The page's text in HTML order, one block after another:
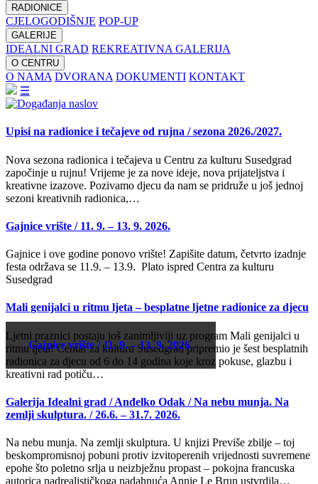
Gajnice vrište / 11. 9. – 13. 9. 2026.
RADIONICE
CJELOGODIŠNJE POP-UP
GALERIJE
IDEALNI GRAD REKREATIVNA GALERIJA
O CENTRU
O NAMA DVORANA DOKUMENTI KONTAKT
☰
Upisi na radionice i tečajeve od rujna / sezona 2026./2027.
Nova sezona radionica i tečajeva u Centru za kulturu Susedgrad
započinje u rujnu! Vrijeme je za nove ideje, nova prijateljstva i
kreativne izazove. Pozivamo djecu da nam se pridruže u još jednoj
sezoni kreativnih radionica,…
Gajnice vrište / 11. 9. – 13. 9. 2026.
Gajnice i ove godine ponovo vrište! Zapišite datum, četvrto izadnje
festa održava se 11.9. – 13.9. Plato ispred Centra za kulturu
Susedgrad
Mali genijalci u ritmu ljeta – besplatne ljetne radionice za djecu
Ljetni praznici postaju još zanimljiviji uz program Mali genijalci u
ritmu ljeta! Centar za kulturu Susedgrad pripremio je šest besplatnih
radionica za djecu od 6 do 14 godina koje kroz pokuse, glazbu i
kreativni rad potiču…
Galerija Idealni grad / Anđelko Odak / Na nebu munja. Na
zemlji skulptura. / 26.6. – 31.7. 2026.
Na nebu munja. Na zemlji skulptura. U knjizi Previše zbilje – toj
beskompromisnoj pobuni protiv izvitoperenih vrijednosti suvremene
epohe što poletno srlja u neizbježnu propast – pokojna francuska
autorica nadrealističkoga nadahnuća Annie Le Brun ustvrdila…